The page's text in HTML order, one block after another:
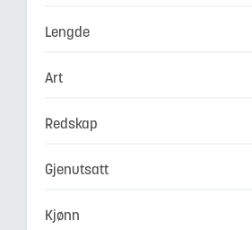
Lengde
Art
Redskap
Gjenutsatt
Kjønn